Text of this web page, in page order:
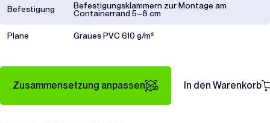
Befestigung
Befestigungsklammern zur Montage am
Containerrand 5–8 cm
Plane Graues PVC 610 g/m²
Zusammensetzung anpassen In den Warenkorb